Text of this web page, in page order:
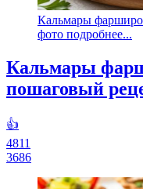
Кальмары
фото подробнее...
Кальмары
пошаговый
👍
4811
3686